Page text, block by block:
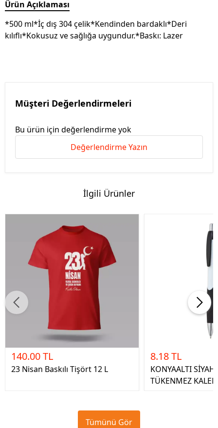
Ürün Açıklaması
*500 ml*İç dış 304 çelik*Kendinden bardaklı*Deri
kılıflı*Kokusuz ve sağlığa uygundur.*Baskı: Lazer
Müşteri Değerlendirmeleri
Bu ürün için değerlendirme yok
Değerlendirme Yazın
İlgili Ürünler
140.00 TL
23 Nisan Baskılı Tişört 12 L
8.18 TL
KONYAALTI SİYAH
TÜKENMEZ
Tümünü Gör